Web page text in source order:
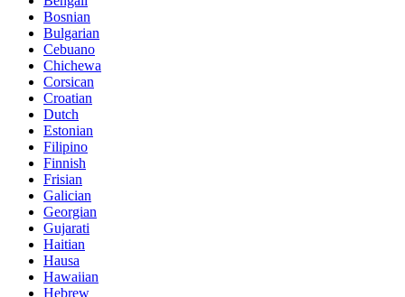
Bosnian
Bulgarian
Cebuano
Chichewa
Corsican
Croatian
Dutch
Estonian
Filipino
Finnish
Frisian
Galician
Georgian
Gujarati
Haitian
Hausa
Hawaiian
Hebrew